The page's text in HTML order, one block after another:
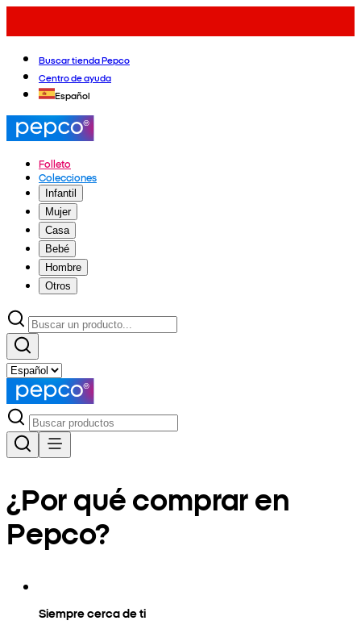
Buscar tienda Pepco
Centro de ayuda
Español
Folleto
Colecciones
Infantil
Mujer
Casa
Bebé
Hombre
Otros
¿Por qué comprar en
Pepco?
Siempre cerca de ti